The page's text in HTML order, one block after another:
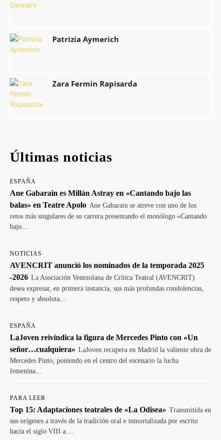
Patrizia Aymerich
Zara Fermin Rapisarda
Últimas noticias
ESPAÑA
Ane Gabarain es Millán Astray en «Cantando bajo las
balas» en Teatre Apolo Ane Gabarain se atreve con uno de los
retos más singulares de su carrera presentando el monólogo «Cantando
bajo...
NOTICIAS
AVENCRIT anunció los nominados de la temporada 2025
-2026 La Asociación Venezolana de Crítica Teatral (AVENCRIT)
desea expresar, en primera instancia, sus más profundas condolencias,
respeto y absoluta...
ESPAÑA
LaJoven reivindica la figura de Mercedes Pinto con «Un
señor…cualquiera» LaJoven recupera en Madrid la valiente obra de
Mercedes Pinto, poniendo en el centro del escenario la lucha
femenina...
PARA LEER
Top 15: Adaptaciones teatrales de «La Odisea» Transmitida en
sus orígenes a través de la tradición oral e inmortalizada por escrito
hacia el siglo VIII a....